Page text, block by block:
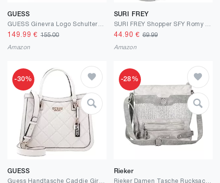
GUESS
GUESS Ginevra Logo Schultertasche 35 cm
149.99 €155.00
Amazon
SURI FREY
44.90 € 69.99
Amazon
-30%
GUESS
Guess Handtasche Caddie Girlfriend Satchel
-28%
Rieker